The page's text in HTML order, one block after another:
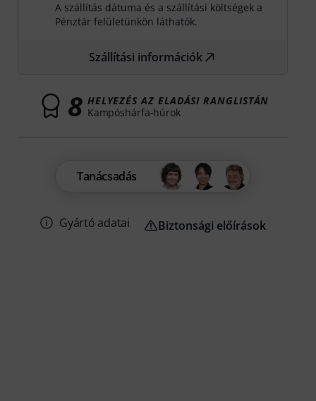
A szállítás dátuma és a szállítási költségek a
Pénztár felületünkön láthatók.
Szállítási információk
8 HELYEZÉS AZ ELADÁSI RANGLISTÁN
Kampóshárfa-húrok
Tanácsadás
Gyártó adatai Biztonsági előírások